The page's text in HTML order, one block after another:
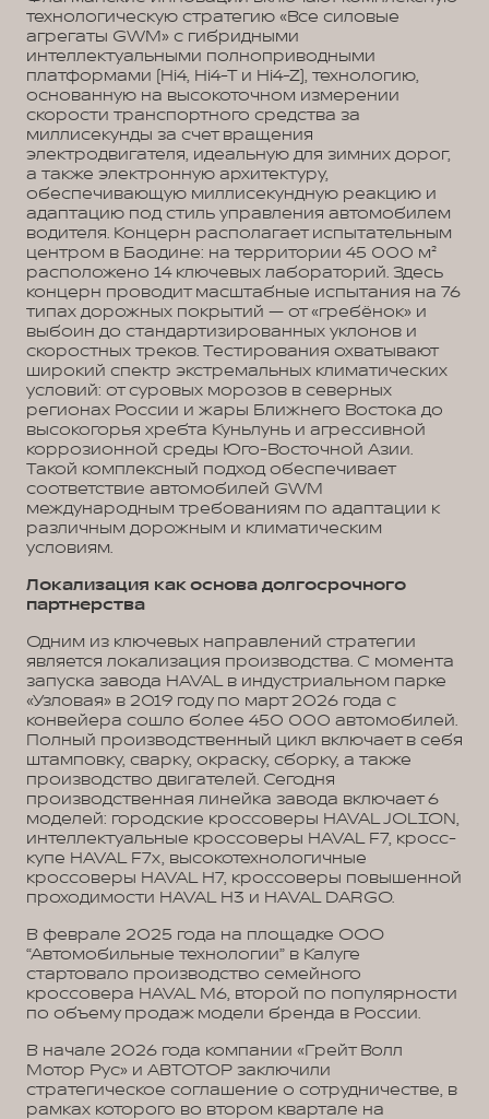
технологическую стратегию «Все силовые
агрегаты GWM» с гибридными
интеллектуальными полноприводными
платформами (Hi4, Hi4-T и Hi4-Z), технологию,
основанную на высокоточном измерении
скорости транспортного средства за
миллисекунды за счет вращения
электродвигателя, идеальную для зимних дорог,
а также электронную архитектуру,
обеспечивающую миллисекундную реакцию и
адаптацию под стиль управления автомобилем
водителя. Концерн располагает испытательным
центром в Баодине: на территории 45 000 м²
расположено 14 ключевых лабораторий. Здесь
концерн проводит масштабные испытания на 76
типах дорожных покрытий — от «гребёнок» и
выбоин до стандартизированных уклонов и
скоростных треков. Тестирования охватывают
широкий спектр экстремальных климатических
условий: от суровых морозов в северных
регионах России и жары Ближнего Востока до
высокогорья хребта Куньлунь и агрессивной
коррозионной среды Юго-Восточной Азии.
Такой комплексный подход обеспечивает
соответствие автомобилей GWM
международным требованиям по адаптации к
различным дорожным и климатическим
условиям.
Локализация как основа долгосрочного
партнерства
Одним из ключевых направлений стратегии
является локализация производства. С момента
запуска завода HAVAL в индустриальном парке
«Узловая» в 2019 году по март 2026 года с
конвейера сошло более 450 000 автомобилей.
Полный производственный цикл включает в себя
штамповку, сварку, окраску, сборку, а также
производство двигателей. Сегодня
производственная линейка завода включает 6
моделей: городские кроссоверы HAVAL JOLION,
интеллектуальные кроссоверы HAVAL F7, кросс-
купе HAVAL F7x, высокотехнологичные
кроссоверы HAVAL H7, кроссоверы повышенной
проходимости HAVAL H3 и HAVAL DARGO.
В феврале 2025 года на площадке ООО
“Автомобильные технологии” в Калуге
стартовало производство семейного
кроссовера HAVAL M6, второй по популярности
по объему продаж модели бренда в России.
В начале 2026 года компании «Грейт Волл
Мотор Рус» и АВТОТОР заключили
стратегическое соглашение о сотрудничестве, в
рамках которого во втором квартале на